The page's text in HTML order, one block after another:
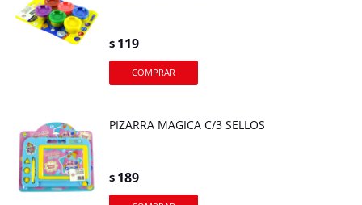
$ 119
PIZARRA MAGICA C/3 SELLOS
$ 189